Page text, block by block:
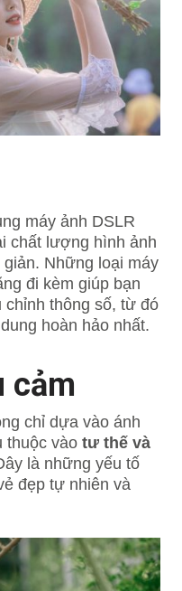
máy ảnh DSLR
chất lượng hình ảnh
Những loại máy
đi kèm giúp bạn
chỉnh thông số, từ đó
hoàn hảo nhất.
cảm
chỉ dựa vào ánh
thuộc vào tư thế và
là những yếu tố
đẹp tự nhiên và